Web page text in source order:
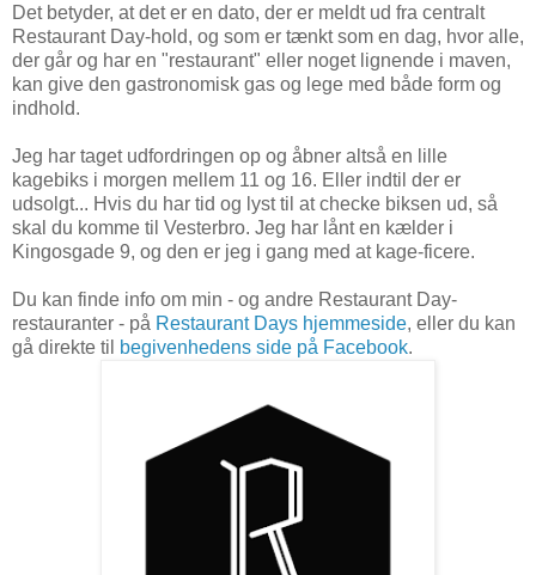
Det betyder, at det er en dato, der er meldt ud fra centralt
Restaurant Day-hold, og som er tænkt som en dag, hvor alle,
der går og har en "restaurant" eller noget lignende i maven,
kan give den gastronomisk gas og lege med både form og
indhold.
Jeg har taget udfordringen op og åbner altså en lille
kagebiks i morgen mellem 11 og 16. Eller indtil der er
udsolgt... Hvis du har tid og lyst til at checke biksen ud, så
skal du komme til Vesterbro. Jeg har lånt en kælder i
Kingosgade 9, og den er jeg i gang med at kage-ficere.
Du kan finde info om min - og andre Restaurant Day-
restauranter - på Restaurant Days hjemmeside, eller du kan
gå direkte til
begivenhedens side på Facebook.